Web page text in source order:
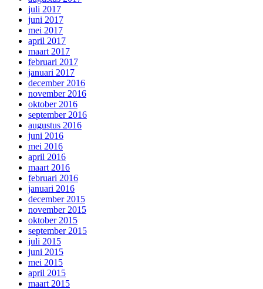
juli 2017
juni 2017
mei 2017
april 2017
maart 2017
februari 2017
januari 2017
december 2016
november 2016
oktober 2016
september 2016
augustus 2016
juni 2016
mei 2016
april 2016
maart 2016
februari 2016
januari 2016
december 2015
november 2015
oktober 2015
september 2015
juli 2015
juni 2015
mei 2015
april 2015
maart 2015